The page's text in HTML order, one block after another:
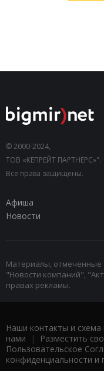
© 2000-2024,
ТОВ «КЕПРЕЙТ ПАРТНЕРС»".
Все права защищены.
Афиша
Новости
Материалы, отмеченные
"Новости компаний",
правах рекламы.
Наши контакты и схема
нами | Разместить
Пользовательское
конфиденциальности и